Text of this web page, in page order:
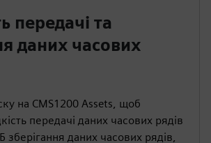
передачі та
даних часових
на CMS1200 Assets, щоб
передачі даних часових рядів
зберігання даних часових рядів,